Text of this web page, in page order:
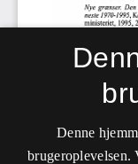
Denne
brugeroplevelsen.